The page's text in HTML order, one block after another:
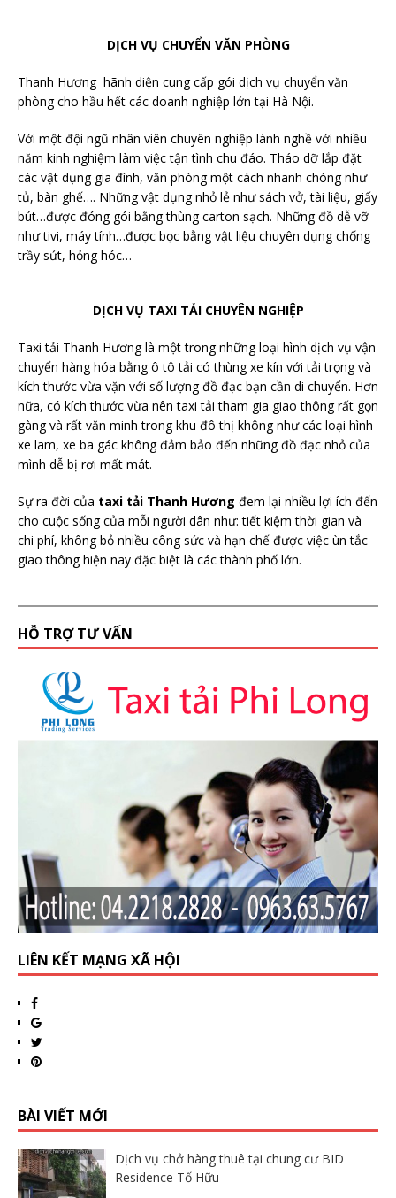
DỊCH VỤ CHUYỂN VĂN PHÒNG
Thanh Hương hãnh diện cung cấp gói dịch vụ chuyển văn
phòng cho hầu hết các doanh nghiệp lớn tại Hà Nội.
Với một đội ngũ nhân viên chuyên nghiệp lành nghề với nhiều
năm kinh nghiệm làm việc tận tình chu đáo. Tháo dỡ lắp đặt
các vật dụng gia đình, văn phòng một cách nhanh chóng như
tủ, bàn ghế…. Những vật dụng nhỏ lẻ như sách vở, tài liệu, giấy
bút…được đóng gói bằng thùng carton sạch. Những đồ dễ vỡ
như tivi, máy tính…được bọc bằng vật liệu chuyên dụng chống
trầy sứt, hỏng hóc…
DỊCH VỤ TAXI TẢI CHUYÊN NGHIỆP
Taxi tải Thanh Hương là một trong những loại hình dịch vụ vận
chuyển hàng hóa bằng ô tô tải có thùng xe kín với tải trọng và
kích thước vừa vặn với số lượng đồ đạc bạn cần di chuyển. Hơn
nữa, có kích thước vừa nên taxi tải tham gia giao thông rất gọn
gàng và rất văn minh trong khu đô thị không như các loại hình
xe lam, xe ba gác không đảm bảo đến những đồ đạc nhỏ của
mình dễ bị rơi mất mát.
Sự ra đời của taxi tải Thanh Hương đem lại nhiều lợi ích đến
cho cuộc sống của mỗi người dân như: tiết kiệm thời gian và
chi phí, không bỏ nhiều công sức và hạn chế được việc ùn tắc
giao thông hiện nay đặc biệt là các thành phố lớn.
HỖ TRỢ TƯ VẤN
LIÊN KẾT MẠNG XÃ HỘI
BÀI VIẾT MỚI
Dịch vụ chở hàng thuê tại chung cư BID
Residence Tố Hữu